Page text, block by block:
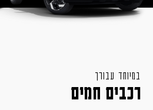
במיוחד עבורך
רכבים חמים